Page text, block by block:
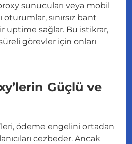
sunucuları veya mobil
oturumlar, sınırsız bant
uptime sağlar. Bu istikrar,
görevler için onları
Güçlü ve
ödeme engelini ortadan
cezbeder. Ancak